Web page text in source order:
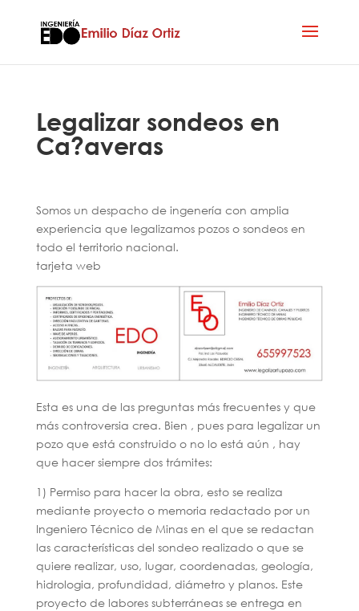
Legalizar sondeos en
Ca?averas
Somos un despacho de ingenería con amplia
experiencia que legalizamos pozos o sondeos en
todo el territorio nacional.
tarjeta web
Esta es una de las preguntas más frecuentes y que
más controversia crea. Bien , pues para legalizar un
pozo que está construido o no lo está aún , hay
que hacer siempre dos trámites:
1) Permiso para hacer la obra, esto se realiza
mediante proyecto o memoria redactado por un
Ingeniero Técnico de Minas en el que se redactan
las características del sondeo realizado o que se
quiere realizar, uso, lugar, coordenadas, geología,
hidrologia, profundidad, diámetro y planos. Este
proyecto de labores subterráneas se entrega en